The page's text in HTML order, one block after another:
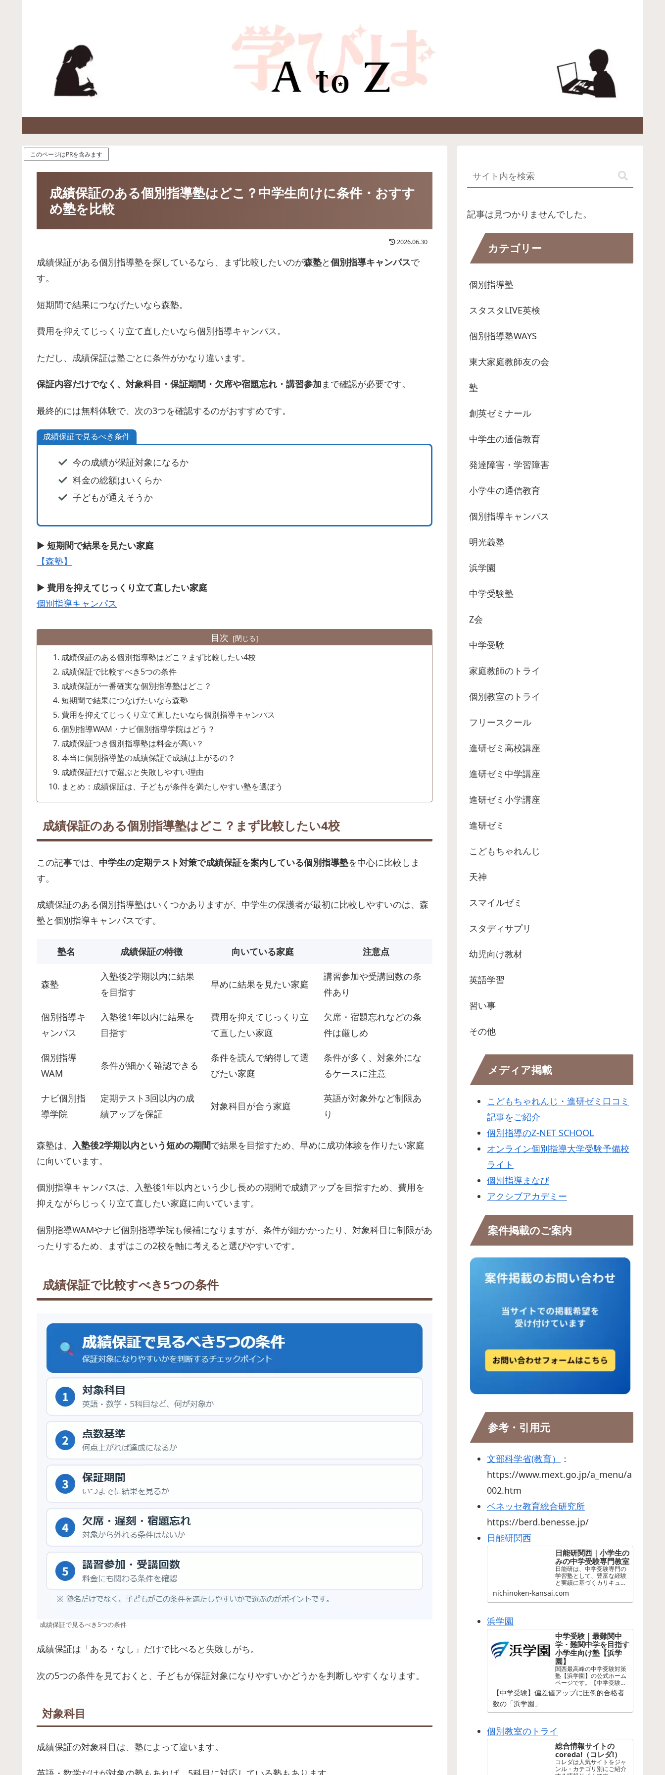
このページはPRを含みます
成績保証のある個別指導塾はどこ？中学生向けに条件・おすす
め塾を比較
2026.06.30
成績保証がある個別指導塾を探しているなら、まず比較したいのが森塾と個別指導キャンパスで
す。
短期間で結果につなげたいなら森塾。
費用を抑えてじっくり立て直したいなら個別指導キャンパス。
ただし、成績保証は塾ごとに条件がかなり違います。
保証内容だけでなく、対象科目・保証期間・欠席や宿題忘れ・講習参加まで確認が必要です。
最終的には無料体験で、次の3つを確認するのがおすすめです。
成績保証で見るべき条件
今の成績が保証対象になるか
料金の総額はいくらか
子どもが通えそうか
▶ 短期間で結果を見たい家庭
【森塾】
▶ 費用を抑えてじっくり立て直したい家庭
個別指導キャンパス
目次
成績保証のある個別指導塾はどこ？まず比較したい4校
成績保証で比較すべき5つの条件
成績保証が一番確実な個別指導塾はどこ？
短期間で結果につなげたいなら森塾
費用を抑えてじっくり立て直したいなら個別指導キャンパス
個別指導WAM・ナビ個別指導学院はどう？
成績保証つき個別指導塾は料金が高い？
本当に個別指導塾の成績保証で成績は上がるの？
成績保証だけで選ぶと失敗しやすい理由
まとめ：成績保証は、子どもが条件を満たしやすい塾を選ぼう
成績保証のある個別指導塾はどこ？まず比較したい4校
この記事では、 中学生の定期テスト対策で成績保証を案内している個別指導塾を中心に比較しま
す。
成績保証のある個別指導塾はいくつかありますが、中学生の保護者が最初に比較しやすいのは、森
塾と個別指導キャンパスです。
塾名 成績保証の特徴 向いている家庭 注意点
森塾
入塾後2学期以内に結果
を目指す
早めに結果を見たい家庭
講習参加や受講回数の条
件あり
個別指導キ
ャンパス
入塾後1年以内に結果を
目指す
費用を抑えてじっくり立
て直したい家庭
欠席・宿題忘れなどの条
件は厳しめ
個別指導
WAM
条件が細かく確認できる
条件を読んで納得して選
びたい家庭
条件が多く、対象外にな
るケースに注意
ナビ個別指
導学院
定期テスト3回以内の成
績アップを保証
対象科目が合う家庭
英語が対象外など制限あ
り
森塾は、 入塾後2学期以内という短めの期間で結果を目指すため、早めに成功体験を作りたい家庭
に向いています。
個別指導キャンパスは、入塾後1年以内という少し長めの期間で成績アップを目指すため、費用を
抑えながらじっくり立て直したい家庭に向いています。
個別指導WAMやナビ個別指導学院も候補になりますが、条件が細かかったり、対象科目に制限があ
ったりするため、まずはこの2校を軸に考えると選びやすいです。
成績保証で比較すべき5つの条件
成績保証で見るべき5つの条件
成績保証は「ある・なし」だけで比べると失敗しがち。
次の5つの条件を見ておくと、子どもが保証対象になりやすいかどうかを判断しやすくなります。
対象科目
成績保証の対象科目は、塾によって違います。
記事は見つかりませんでした。
カテゴリー
個別指導塾
スタスタLIVE英検
個別指導塾WAYS
東大家庭教師友の会
塾
創英ゼミナール
中学生の通信教育
発達障害・学習障害
小学生の通信教育
個別指導キャンパス
明光義塾
浜学園
中学受験塾
Z会
中学受験
家庭教師のトライ
個別教室のトライ
フリースクール
進研ゼミ高校講座
進研ゼミ中学講座
進研ゼミ小学講座
進研ゼミ
こどもちゃれんじ
天神
スマイルゼミ
スタディサプリ
幼児向け教材
英語学習
習い事
その他
メディア掲載
こどもちゃれんじ・進研ゼミ口コミ
記事をご紹介
個別指導のZ-NET SCHOOL
オンライン個別指導大学受験予備校
ライト
個別指導まなび
アクシブアカデミー
案件掲載のご案内
参考・引用元
文部科学省(教育）
：
https://www.mext.go.jp/a_menu/a
002.htm
ベネッセ教育総合研究所
https://berd.benesse.jp/
日能研関西
日能研関西｜小学生の
みの中学受験専門教室
日能研は、中学受験専門の
学習塾として、豊富な経験
と実績に基づくカリキュラ
生徒一人ひとりに合わせた
最適な学習支援を行い、志
nichinoken-kansai.com
浜学園
中学受験｜最難関中
学・難関中学を目指す
小学生向け塾【浜学
園】
関西最高峰の中学受験対策
塾【浜学園】の公式ホーム
ページです。【中学受験】
を目指す小学生に最適なコ
ースをそろえています。偏
プ！【関西中学受験】で合
【中学受験】偏差値アップに圧倒的合格者
数の「浜学園」
個別教室のトライ
総合情報サイトの
coreda!（コレダ!）
コレダは人気サイトをジャ
ンル・カテゴリ別にご紹介